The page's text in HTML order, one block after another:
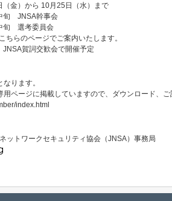
金）から 10月25日（水）まで
旬 JNSA幹事会
旬 選考委員会
らのページでご案内いたします。
賀詞交歓会で開催予定
ります。
用ページに掲載していますので、ダウンロード、
index.html
ットワークセキュリティ協会（JNSA）事務局